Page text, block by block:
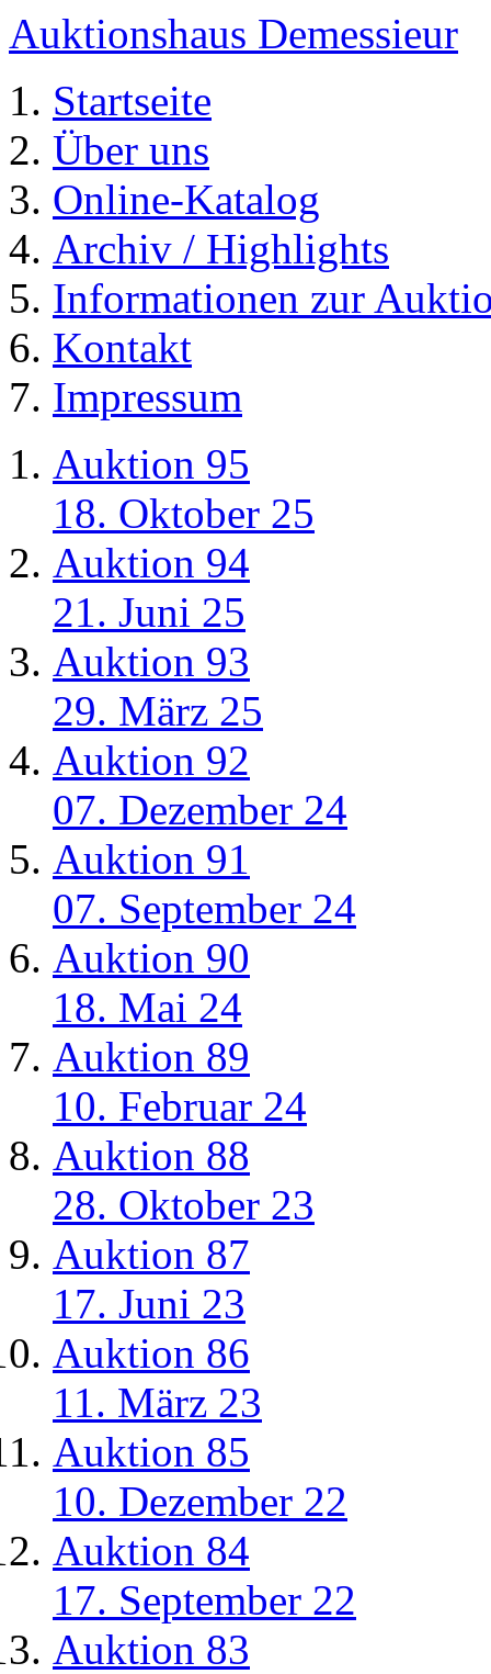
Auktionshaus Demessieur
Startseite
Über uns
Online-Katalog
Archiv / Highlights
Informationen zur
Kontakt
Impressum
Auktion 95
18. Oktober 25
Auktion 94
21. Juni 25
Auktion 93
29. März 25
Auktion 92
07. Dezember 24
Auktion 91
07. September 24
Auktion 90
18. Mai 24
Auktion 89
10. Februar 24
Auktion 88
28. Oktober 23
Auktion 87
17. Juni 23
Auktion 86
11. März 23
Auktion 85
10. Dezember 22
Auktion 84
17. September 22
Auktion 83